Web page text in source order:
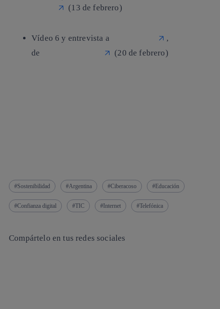
(13 de febrero)
Vídeo 6 y entrevista a
,
de
(20 de febrero)
Sostenibilidad Argentina Ciberacoso Educación
Confianza digital TIC Internet Telefónica
Compártelo en tus redes sociales